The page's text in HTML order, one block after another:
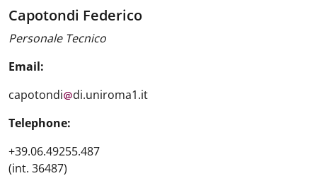
Capotondi Federico
Personale Tecnico
Email:
capotondi
di.uniroma1.it
Telephone:
+39.06.49255.487
(int. 36487)